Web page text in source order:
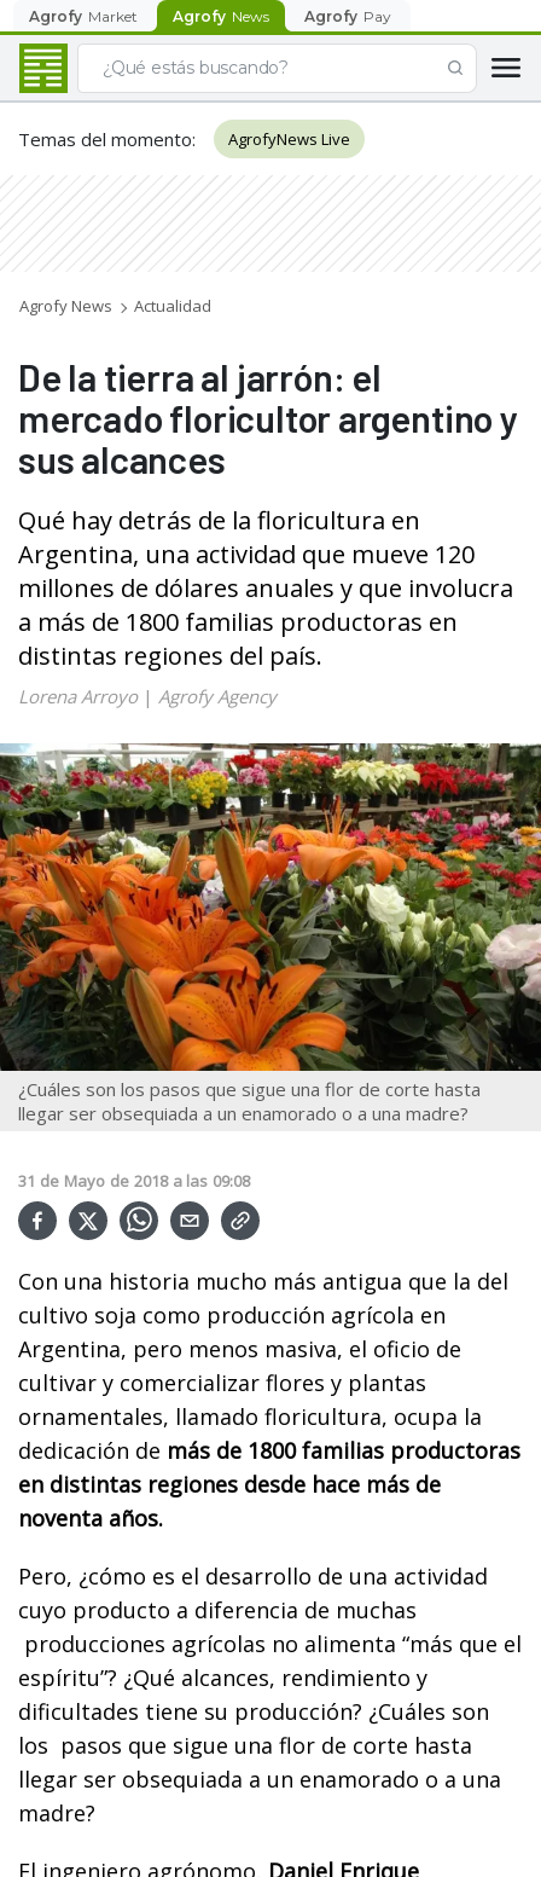
Agrofy Market Agrofy News Agrofy Pay
Temas del momento: AgrofyNews Live
Agrofy News Actualidad
De la tierra al jarrón: el
mercado floricultor argentino y
sus alcances
Qué hay detrás de la floricultura en
Argentina, una actividad que mueve 120
millones de dólares anuales y que involucra
a más de 1800 familias productoras en
distintas regiones del país.
Lorena Arroyo| Agrofy Agency
¿Cuáles son los pasos que sigue una flor de corte hasta
llegar ser obsequiada a un enamorado o a una madre?
31 de Mayo de 2018 a las 09:08
Con una historia mucho más antigua que la del
cultivo soja como producción agrícola en
Argentina, pero menos masiva, el oficio de
cultivar y comercializar flores y plantas
ornamentales, llamado floricultura, ocupa la
dedicación de más de 1800 familias productoras
en distintas regiones desde hace más de
noventa años.
Pero, ¿cómo es el desarrollo de una actividad
cuyo producto a diferencia de muchas
producciones agrícolas no alimenta “más que el
espíritu”? ¿Qué alcances, rendimiento y
dificultades tiene su producción? ¿Cuáles son
los pasos que sigue una flor de corte hasta
llegar ser obsequiada a un enamorado o a una
madre?
El ingeniero agrónomo, Daniel Enrique